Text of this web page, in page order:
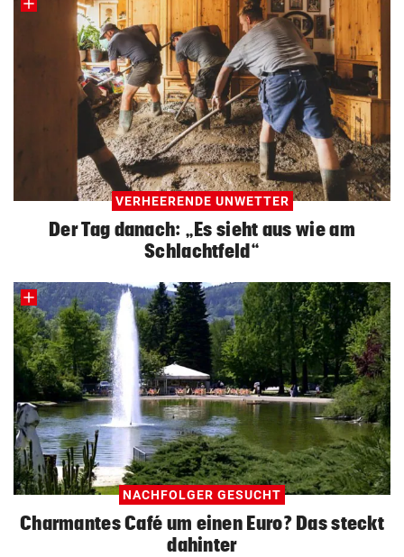
VERHEERENDE UNWETTER
Der Tag danach: „Es sieht aus wie am
Schlachtfeld“
NACHFOLGER GESUCHT
Charmantes Café um einen Euro? Das steckt
dahinter